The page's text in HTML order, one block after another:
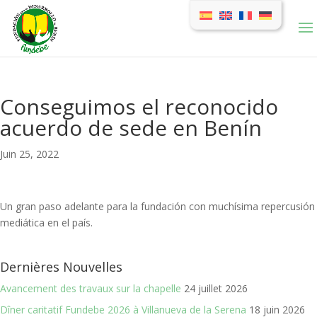
Conseguimos el reconocido
acuerdo de sede en Benín
Juin 25, 2022
Un gran paso adelante para la fundación con muchísima repercusión
mediática en el país.
Dernières Nouvelles
Avancement des travaux sur la chapelle 24 juillet 2026
Dîner caritatif Fundebe 2026 à Villanueva de la Serena 18 juin 2026